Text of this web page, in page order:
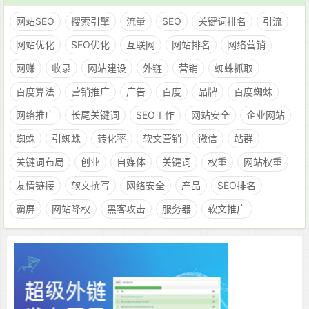
网站SEO 搜索引擎 流量 SEO 关键词排名
引流
网站优化
SEO优化 互联网 网站排名
网络营销
网赚
收录 网站建设 外链 营销
蜘蛛抓取
百度算法
营销推广 广告 百度 品牌
百度蜘蛛
网络推广
长尾关键词 SEO工作 网站安全
企业网站
蜘蛛
引蜘蛛 转化率 软文营销 微信
站群
关键词布局
创业 自媒体 关键词 权重
网站权重
友情链接
软文撰写 网络安全 产品
SEO排名
霸屏
网站降权 黑客攻击 服务器 软文推广